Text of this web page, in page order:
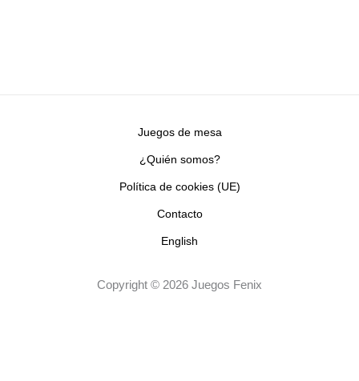
Juegos de mesa
¿Quién somos?
Política de cookies (UE)
Contacto
English
Copyright © 2026 Juegos Fenix